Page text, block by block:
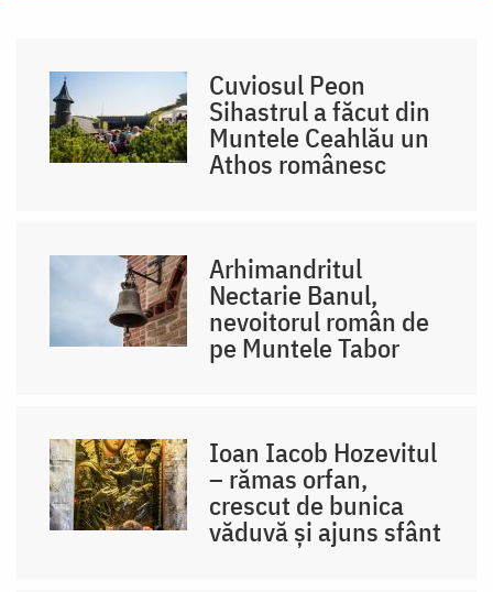
Cuviosul Peon
Sihastrul a făcut din
Muntele Ceahlău un
Athos românesc
Arhimandritul
Nectarie Banul,
nevoitorul român de
pe Muntele Tabor
Ioan Iacob Hozevitul
– rămas orfan,
crescut de bunica
văduvă și ajuns sfânt